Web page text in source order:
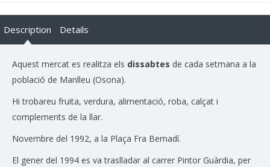
Description Details
Aquest mercat es realitza els dissabtes de cada setmana a la
població de Manlleu (Osona).
Hi trobareu fruita, verdura, alimentació, roba, calçat i
complements de la llar.
Novembre del 1992, a la Plaça Fra Bernadí.
El gener del 1994 es va traslladar al carrer Pintor Guàrdia, per